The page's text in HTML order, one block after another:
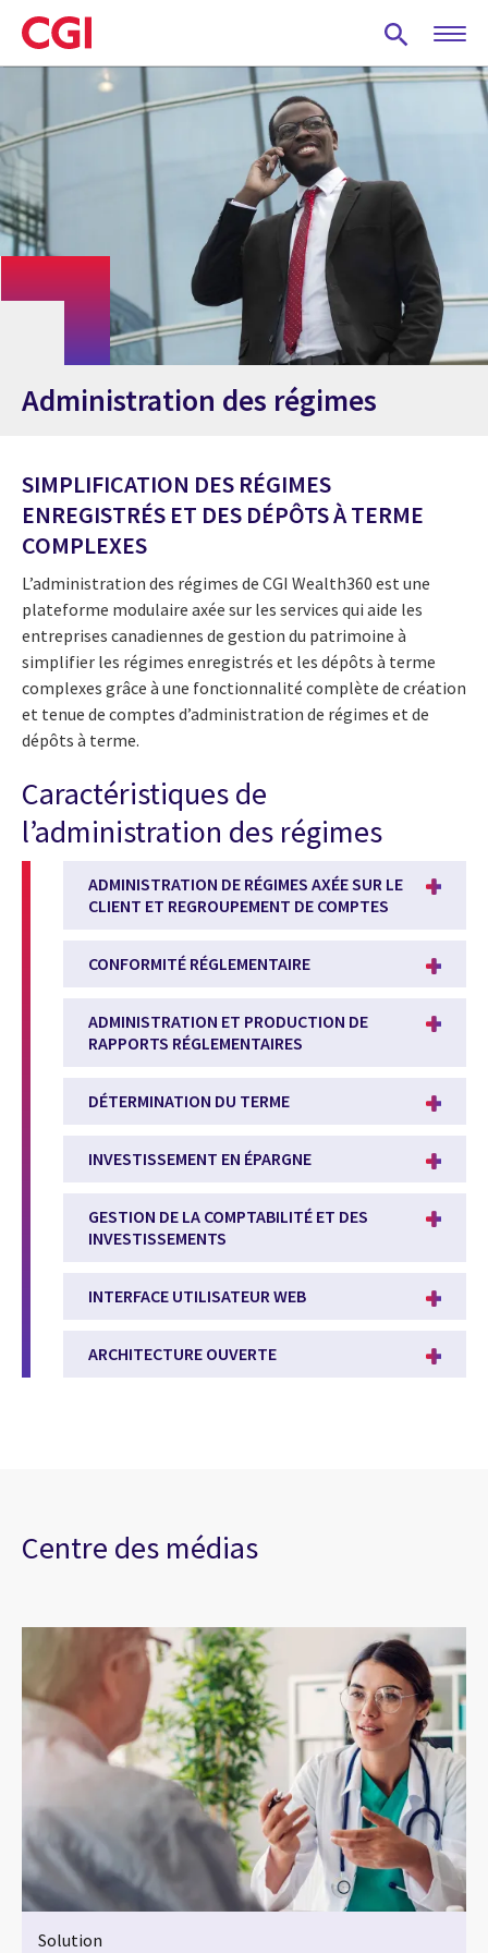
Skip
to
main
Administration des régimes
SIMPLIFICATION DES RÉGIMES
ENREGISTRÉS ET DES DÉPÔTS À TERME
COMPLEXES
L’administration des régimes de CGI Wealth360 est une
plateforme modulaire axée sur les services qui aide les
entreprises canadiennes de gestion du patrimoine à
simplifier les régimes enregistrés et les dépôts à terme
complexes grâce à une fonctionnalité complète de création
et tenue de comptes d’administration de régimes et de
dépôts à terme.
Caractéristiques de
l’administration des régimes
ADMINISTRATION DE RÉGIMES AXÉE SUR LE
CLIENT ET REGROUPEMENT DE COMPTES
CONFORMITÉ RÉGLEMENTAIRE
ADMINISTRATION ET PRODUCTION DE
RAPPORTS RÉGLEMENTAIRES
DÉTERMINATION DU TERME
INVESTISSEMENT EN ÉPARGNE
GESTION DE LA COMPTABILITÉ ET DES
INVESTISSEMENTS
INTERFACE UTILISATEUR WEB
ARCHITECTURE OUVERTE
Centre des médias
Solution